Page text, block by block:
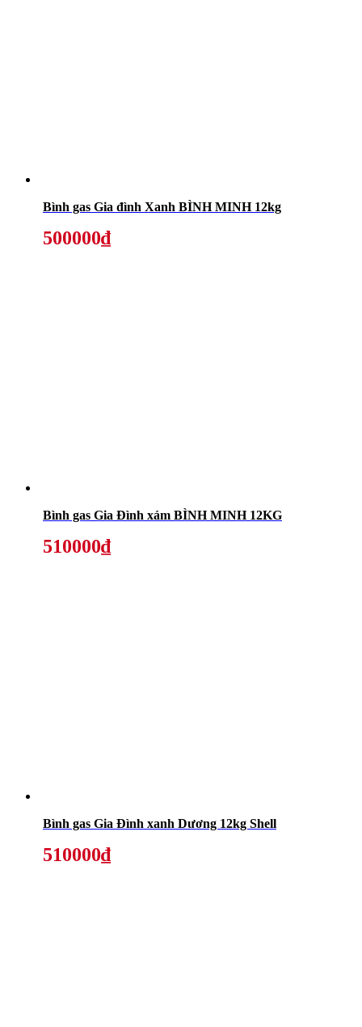
Bình gas Gia đình Xanh BÌNH MINH 12kg
500000₫
Bình gas Gia Đình xám BÌNH MINH 12KG
510000₫
Bình gas Gia Đình xanh Dương 12kg Shell
510000₫